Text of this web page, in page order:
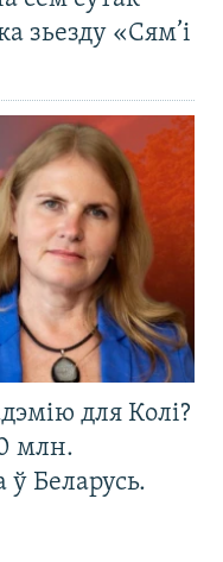
зьезду «Сям’і
для Колі?
млн.
Беларусь.